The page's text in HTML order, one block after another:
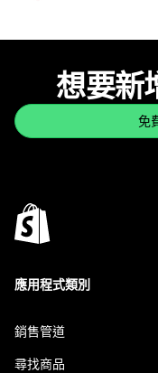
想要新
免
應用程式類別
銷售管道
尋找商品